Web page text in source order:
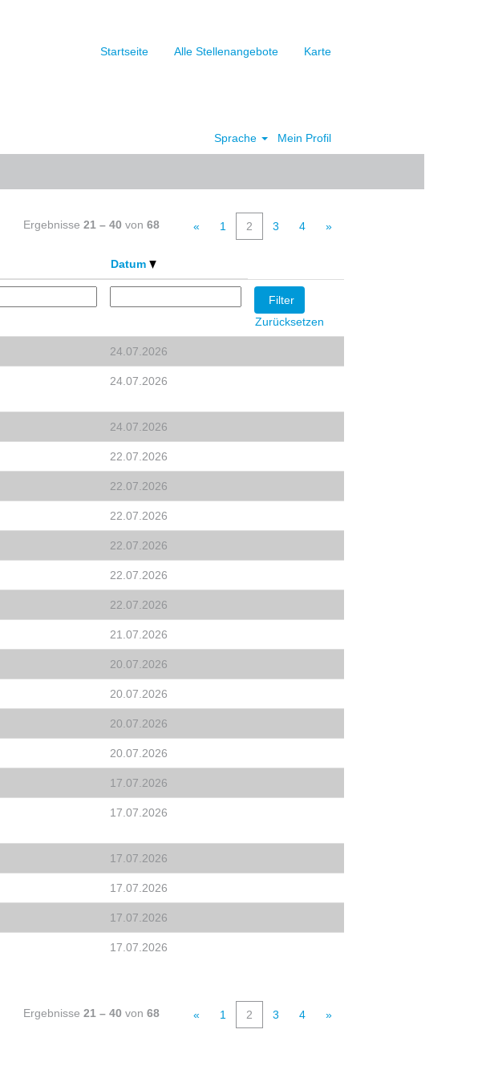
Startseite Alle Stellenangebote Karte
Sprache Mein Profil
Löschen
Ergebnisse 21 – 40 von 68 « 1 2 3 4 »
Datum
Zurücksetzen
24.07.2026
24.07.2026
24.07.2026
22.07.2026
22.07.2026
22.07.2026
22.07.2026
22.07.2026
22.07.2026
21.07.2026
20.07.2026
20.07.2026
20.07.2026
20.07.2026
17.07.2026
17.07.2026
17.07.2026
17.07.2026
17.07.2026
17.07.2026
Ergebnisse 21 – 40 von 68 « 1 2 3 4 »